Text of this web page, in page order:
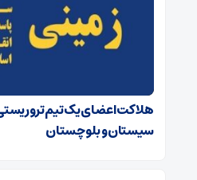
هلاکت اعضای یک تیم
سیستان و بلوچستان